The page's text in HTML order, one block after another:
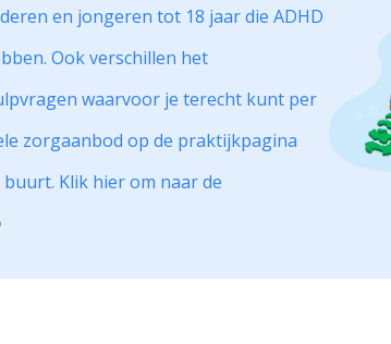
en jongeren tot 18 jaar die ADHD
Ook verschillen het
waarvoor je terecht kunt per
zorgaanbod op de praktijkpagina
Klik hier om naar de